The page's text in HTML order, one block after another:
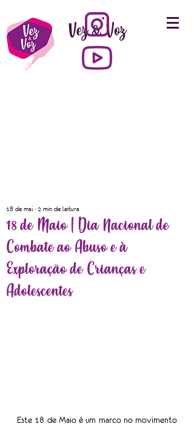
Vez & Voz
18 de Maio | Dia Nacional de
Combate ao Abuso e à
Exploração de Crianças e
Adolescentes
18 de mai. 2 min de leitura
Este 18 de Maio é um marco no movimento